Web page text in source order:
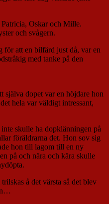
Oskar och Mille.
och svågern.
för att en bilfärd just då, var en
med tanke på den
själva dopet var en höjdare hon
hela var väldigt intressant,
skulle ha dopklänningen på
föräldrarna det. Hon sov sig
hon till lagom till en ny
på och nära och kära skulle
å det värsta så det blev